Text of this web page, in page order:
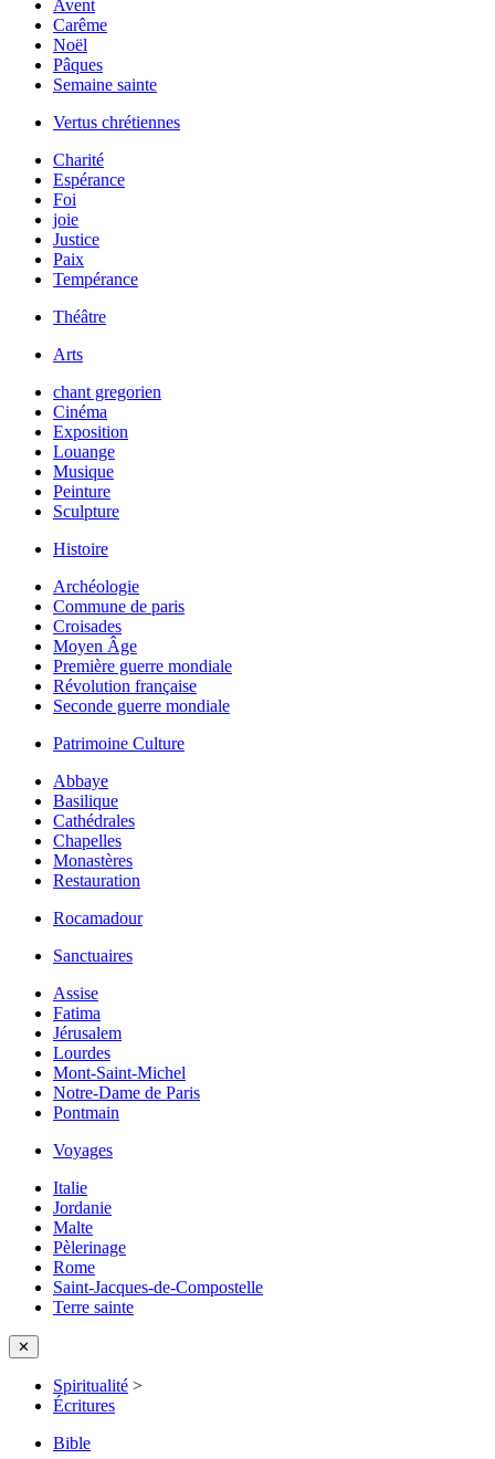
Avent
Carême
Noël
Pâques
Semaine sainte
Vertus chrétiennes
Charité
Espérance
Foi
joie
Justice
Paix
Tempérance
Théâtre
Arts
chant gregorien
Cinéma
Exposition
Louange
Musique
Peinture
Sculpture
Histoire
Archéologie
Commune de paris
Croisades
Moyen Âge
Première guerre mondiale
Révolution française
Seconde guerre mondiale
Patrimoine Culture
Abbaye
Basilique
Cathédrales
Chapelles
Monastères
Restauration
Rocamadour
Sanctuaires
Assise
Fatima
Jérusalem
Lourdes
Mont-Saint-Michel
Notre-Dame de Paris
Pontmain
Voyages
Italie
Jordanie
Malte
Pèlerinage
Rome
Saint-Jacques-de-Compostelle
Terre sainte
✕
Spiritualité >
Écritures
Bible